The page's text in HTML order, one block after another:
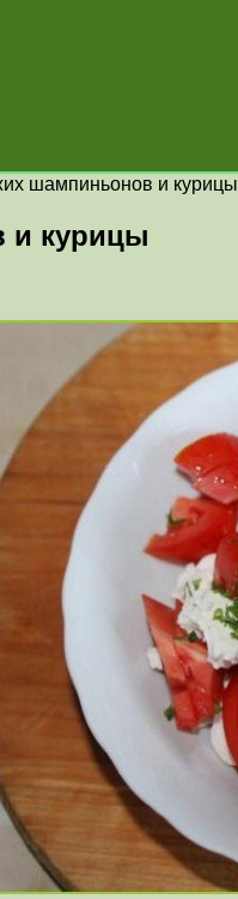
шампиньонов и курицы
и курицы